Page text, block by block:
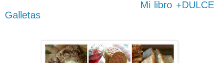
Mi libro +DULCE
Galletas